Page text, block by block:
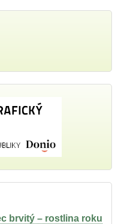
brvitý – rostlina roku